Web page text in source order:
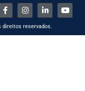
direitos reservados.